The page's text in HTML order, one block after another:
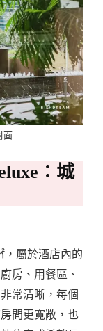
面
：城
，屬於酒店內的
房、用餐區、
常清晰，每個
間更寬敞，也